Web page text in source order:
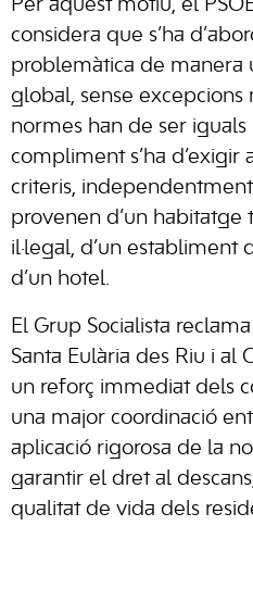
Per aquest motiu, el
considera que s’ha
problemàtica de manera
global, sense excepcions
normes han de ser
compliment s’ha d’exigir
criteris,
provenen d’un habitatge
il·legal, d’un establiment
d’un hotel.
El Grup Socialista
Santa Eulària des Riu i al
un reforç immediat dels
una major coordinació
aplicació rigorosa de la
garantir el dret al
qualitat de vida dels